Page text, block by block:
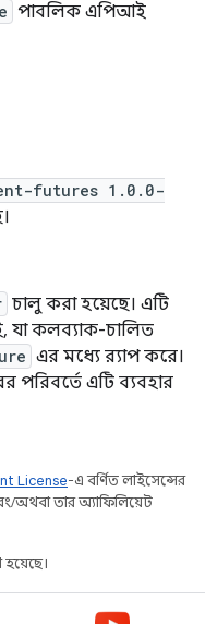
পাবলিক এপিআই
futures 1.0.0-
চালু করা হয়েছে। এটি
কলব্যাক-চালিত
এর মধ্যে র‍্যাপ করে।
পরিবর্তে এটি ব্যবহার
License-এ বর্ণিত লাইসেন্সের
অথবা তার অ্যাফিলিয়েট